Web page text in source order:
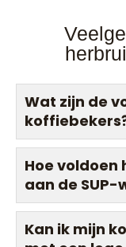
Wat zijn de
Hoe
aan de
Kan ik mijn